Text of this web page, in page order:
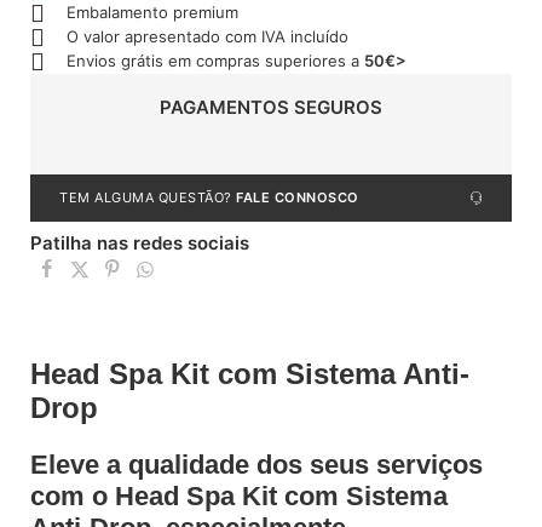
Embalamento premium
O valor apresentado com IVA incluído
Envios grátis em compras superiores a 50€>
PAGAMENTOS SEGUROS
TEM ALGUMA QUESTÃO? FALE CONNOSCO
Patilha nas redes sociais
Head Spa Kit com Sistema Anti-
Drop
Eleve a qualidade dos seus serviços
com o Head Spa Kit com Sistema